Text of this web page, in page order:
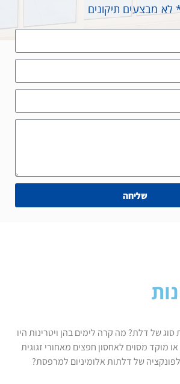
לא מבצעים תיקונים
שליחה
סוג של דלת? מה קרה לימים בהן ויטרינות היו
מוקד מסוים לאחסון חפצים מאחורי זגוגית
של דלתות אלומיניום למרפסת?